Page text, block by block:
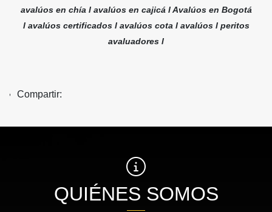
avalúos en chía l avalúos en cajicá l Avalúos en Bogotá
l avalúos certificados l avalúos cota l avalúos l peritos
avaluadores l
Compartir:
QUIÉNES SOMOS